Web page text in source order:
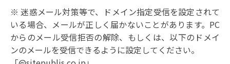
※ 迷惑メール対策等で、ドメイン指定受信を設定されて
いる場合、メールが正しく届かないことがあります。PC
からのメール受信拒否の解除、もしくは、以下のドメイ
ンのメールを受信できるように設定してください。